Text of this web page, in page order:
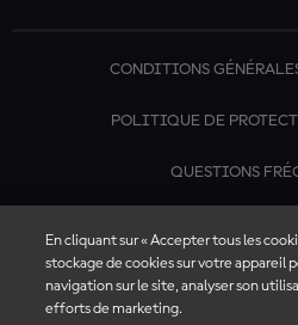
CONDITIONS
POLITIQUE DE
QUESTIONS
En cliquant sur « Accepter tous les
stockage de cookies sur votre appareil
navigation sur le site, analyser son
efforts de marketing.